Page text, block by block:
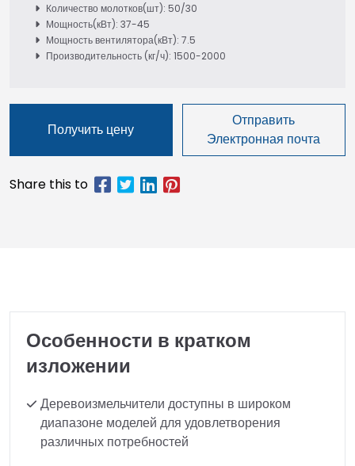
Количество молотков(шт): 50/30
Мощность(кВт): 37-45
Мощность вентилятора(кВт): 7.5
Производительность (кг/ч): 1500-2000
Получить цену
Отправить
Электронная почта
Особенности в кратком
изложении
Деревоизмельчители доступны в широком
диапазоне моделей для удовлетворения
различных потребностей